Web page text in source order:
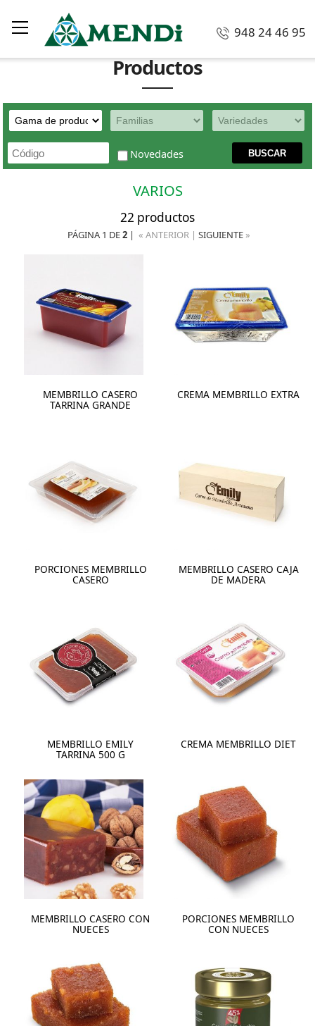
948 24 46 95
Productos
Novedades
VARIOS
22 productos
PÁGINA 1 DE2| « ANTERIOR | SIGUIENTE»
MEMBRILLO CASERO
TARRINA GRANDE
CREMA MEMBRILLO EXTRA
PORCIONES MEMBRILLO
CASERO
MEMBRILLO CASERO CAJA
DE MADERA
MEMBRILLO EMILY
TARRINA 500 G
CREMA MEMBRILLO DIET
MEMBRILLO CASERO CON
NUECES
PORCIONES MEMBRILLO
CON NUECES